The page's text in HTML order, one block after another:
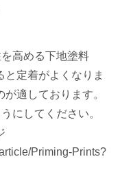
高める下地塗料
と定着がよくなりま
適しております。
にしてください。
Priming-Prints?